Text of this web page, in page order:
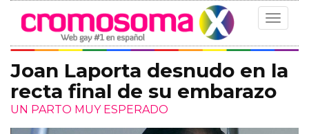
Toggle
Joan Laporta desnudo en la
recta final de su embarazo
UN PARTO MUY ESPERADO